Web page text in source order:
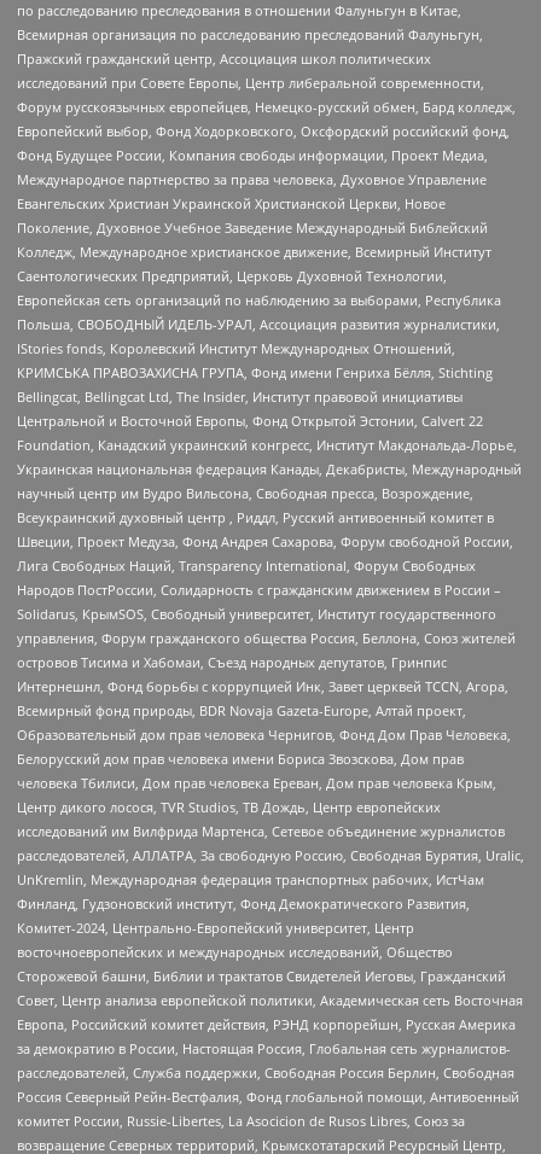
по расследованию преследования в отношении Фалуньгун в Китае,
Всемирная организация по расследованию преследований Фалуньгун,
Пражский гражданский центр, Ассоциация школ политических
исследований при Совете Европы, Центр либеральной современности,
Форум русскоязычных европейцев, Немецко-русский обмен, Бард колледж,
Европейский выбор, Фонд Ходорковского, Оксфордский российский фонд,
Фонд Будущее России, Компания свободы информации, Проект Медиа,
Международное партнерство за права человека, Духовное Управление
Евангельских Христиан Украинской Христианской Церкви, Новое
Поколение, Духовное Учебное Заведение Международный Библейский
Колледж, Международное христианское движение, Всемирный Институт
Саентологических Предприятий, Церковь Духовной Технологии,
Европейская сеть организаций по наблюдению за выборами, Республика
Польша, СВОБОДНЫЙ ИДЕЛЬ-УРАЛ, Ассоциация развития журналистики,
IStories fonds, Королевский Институт Международных Отношений,
КРИМСЬКА ПРАВОЗАХИСНА ГРУПА, Фонд имени Генриха Бёлля, Stichting
Bellingcat, Bellingcat Ltd, The Insider, Институт правовой инициативы
Центральной и Восточной Европы, Фонд Открытой Эстонии, Calvert 22
Foundation, Канадский украинский конгресс, Институт Макдональда-Лорье,
Украинская национальная федерация Канады, Декабристы, Международный
научный центр им Вудро Вильсона, Свободная пресса, Возрождение,
Всеукраинский духовный центр , Риддл, Русский антивоенный комитет в
Швеции, Проект Медуза, Фонд Андрея Сахарова, Форум свободной России,
Лига Свободных Наций, Transparеncy International, Форум Свободных
Народов ПостРоссии, Солидарность с гражданским движением в России –
Solidarus, КрымSOS, Свободный университет, Институт государственного
управления, Форум гражданского общества Россия, Беллона, Союз жителей
островов Тисима и Хабомаи, Съезд народных депутатов, Гринпис
Интернешнл, Фонд борьбы с коррупцией Инк, Завет церквей TCCN, Агора,
Всемирный фонд природы, BDR Novaja Gazeta-Europe, Алтай проект,
Образовательный дом прав человека Чернигов, Фонд Дом Прав Человека,
Белорусский дом прав человека имени Бориса Звозскова, Дом прав
человека Тбилиси, Дом прав человека Ереван, Дом прав человека Крым,
Центр дикого лосося, TVR Studios, ТВ Дождь, Центр европейских
исследований им Вилфрида Мартенса, Сетевое объединение журналистов
расследователей, АЛЛАТРА, За свободную Россию, Свободная Бурятия, Uralic,
UnKremlin, Международная федерация транспортных рабочих, ИстЧам
Финланд, Гудзоновский институт, Фонд Демократического Развития,
Комитет-2024, Центрально-Европейский университет, Центр
восточноевропейских и международных исследований, Общество
Сторожевой башни, Библии и трактатов Свидетелей Иеговы, Гражданский
Совет, Центр анализа европейской политики, Академическая сеть Восточная
Европа, Российский комитет действия, РЭНД корпорейшн, Русская Америка
за демократию в России, Настоящая Россия, Глобальная сеть журналистов-
расследователей, Служба поддержки, Свободная Россия Берлин, Свободная
Россия Северный Рейн-Вестфалия, Фонд глобальной помощи, Антивоенный
комитет России, Russie-Libertes, La Asocicion de Rusos Libres, Союз за
возвращение Северных территорий, Крымскотатарский Ресурсный Центр,